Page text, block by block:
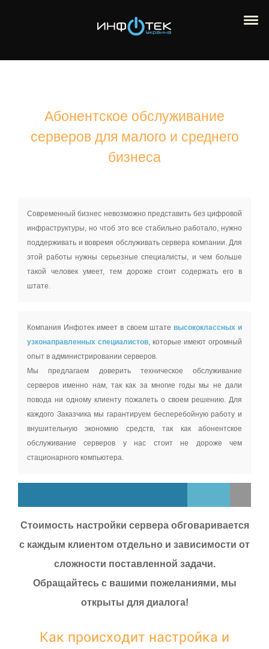
Абонентское обслуживание
серверов для малого и среднего
бизнеса
Современный бизнес невозможно представить без цифровой
инфраструктуры, но чтоб это все стабильно работало, нужно
поддерживать и вовремя обслуживать сервера компании. Для
этой работы нужны серьезные специалисты, и чем больше
такой человек умеет, тем дороже стоит содержать его в
штате.
Компания Инфотек имеет в своем штате высококлассных и
узконаправленных специалистов, которые имеют огромный
опыт в администрировании серверов.
Мы предлагаем доверить техническое обслуживание
серверов именно нам, так как за многие годы мы не дали
повода ни одному клиенту пожалеть о своем решению. Для
каждого Заказчика мы гарантируем бесперебойную работу и
внушительную экономию средств, так как абонентское
обслуживание серверов у нас стоит не дороже чем
стационарного компьютера.
Стоимость настройки сервера обговаривается
с каждым клиентом отдельно и зависимости от
сложности поставленной задачи.
Обращайтесь с вашими пожеланиями, мы
открыты для диалога!
Как происходит настройка и